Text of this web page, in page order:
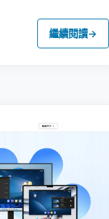
繼續閱讀→